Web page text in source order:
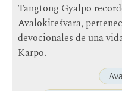
Tangtong Gyalpo
Avalokiteśvara,
devocionales de una
Karpo.